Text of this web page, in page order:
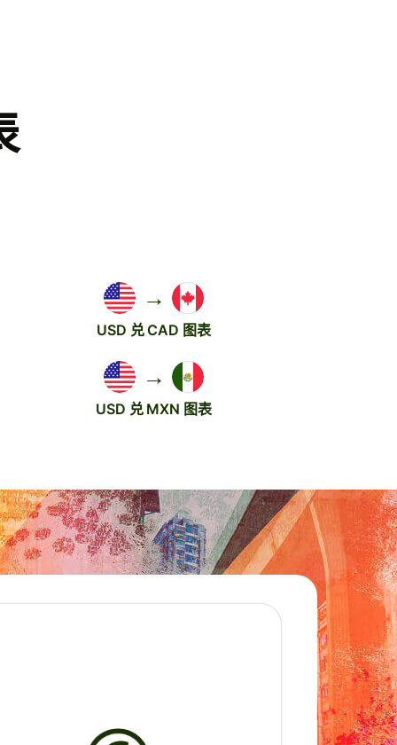
→
USD 兑 CAD 图表
→
USD 兑 MXN 图表